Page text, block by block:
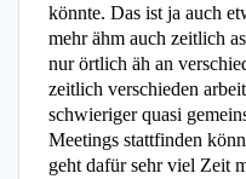
könnte. Das ist ja auch
mehr ähm auch zeitlich
nur örtlich äh an
zeitlich verschieden
schwieriger quasi
Meetings stattfinden
geht dafür sehr viel Zeit